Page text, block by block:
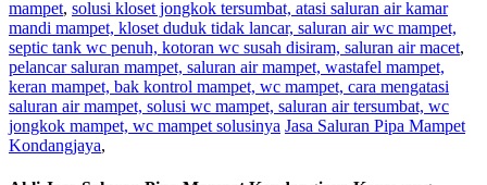
mampet, solusi kloset jongkok tersumbat, atasi saluran air kamar
mandi mampet, kloset duduk tidak lancar, saluran air wc mampet,
septic tank wc penuh, kotoran wc susah disiram, saluran air macet,
pelancar saluran mampet, saluran air mampet, wastafel mampet,
keran mampet, bak kontrol mampet, wc mampet, cara mengatasi
saluran air mampet, solusi wc mampet, saluran air tersumbat, wc
jongkok mampet, wc mampet solusinya Jasa Saluran Pipa Mampet
Kondangjaya,